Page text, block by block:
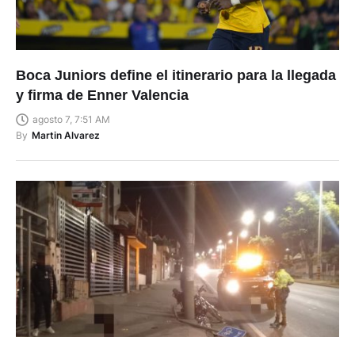
Boca Juniors define el itinerario para la llegada
y firma de Enner Valencia
agosto 7, 7:51 AM
By Martin Alvarez